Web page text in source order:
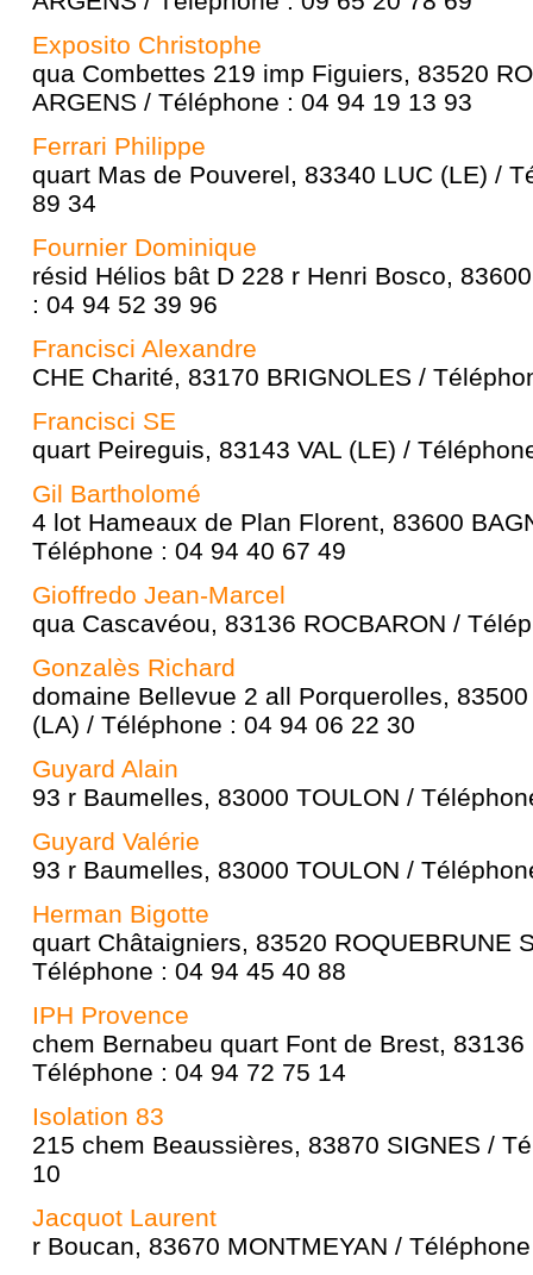
Exposito Christophe
qua Combettes 219 imp Figuiers, 83520
ARGENS / Téléphone : 04 94 19 13 93
Ferrari Philippe
quart Mas de Pouverel, 83340 LUC (LE) /
89 34
Fournier Dominique
résid Hélios bât D 228 r Henri Bosco,
: 04 94 52 39 96
Francisci Alexandre
CHE Charité, 83170 BRIGNOLES /
Francisci SE
quart Peireguis, 83143 VAL (LE) /
Gil Bartholomé
4 lot Hameaux de Plan Florent, 83600
Téléphone : 04 94 40 67 49
Gioffredo Jean-Marcel
qua Cascavéou, 83136 ROCBARON /
Gonzalès Richard
domaine Bellevue 2 all Porquerolles,
(LA) / Téléphone : 04 94 06 22 30
Guyard Alain
93 r Baumelles, 83000 TOULON /
Guyard Valérie
93 r Baumelles, 83000 TOULON /
Herman Bigotte
quart Châtaigniers, 83520 ROQUEBRUNE
Téléphone : 04 94 45 40 88
IPH Provence
chem Bernabeu quart Font de Brest, 83136
Téléphone : 04 94 72 75 14
Isolation 83
215 chem Beaussières, 83870 SIGNES /
10
Jacquot Laurent
r Boucan, 83670 MONTMEYAN /